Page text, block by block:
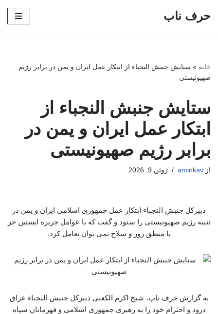
حرف ناب
خانه » ستایش جنبش النجباء از ابتکار عمل ایران و یمن در برابر رژیم
صهیونیستی
ستایش جنبش النجباء از
ابتکار عمل ایران و یمن در
برابر رژیم صهیونیستی
از aminkav ژوئن 9, 2026
دبیرکل جنبش النجباء ابتکار عمل جمهوری اسلامی ایران و یمن در
تنبیه رژیم صهیونیستی را ستود و گفت که با عوامل جزیره اپستین جز
با منطق زور و سلاح نمی توان تعامل کرد.
به گزارش حرف ناب، شیخ اکرم الکعبی دبیرکل جنبش النجباء عراق
درود و احترام خود را به رهبری جمهوری اسلامی و قهرمانان سپاه